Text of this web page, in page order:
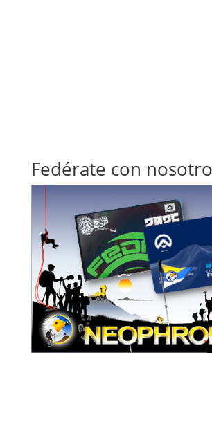
Fedérate con